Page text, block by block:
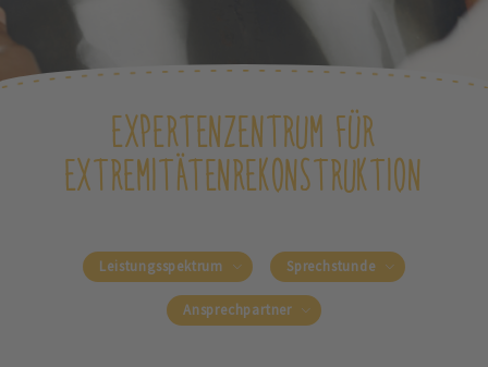
EXPERTENZENTRUM FÜR
EXTREMITÄTENREKONSTRUKTION
Leistungsspektrum Sprechstunde
Ansprechpartner